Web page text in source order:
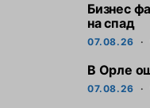
Бизнес
на спад
07.08.26
В Орле
07.08.26